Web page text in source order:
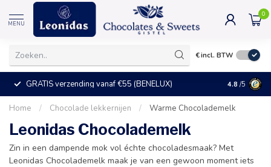
MENU
0
€incl. BTW
GRATIS verzending vanaf €55 (BENELUX) +25°C =
4.8 /5
Home / Chocolade lekkernijen / Warme Chocolademelk
Leonidas Chocolademelk
Zin in een dampende mok vol échte chocoladesmaak? Met
Leonidas Chocolademelk maak je van een gewoon moment iets